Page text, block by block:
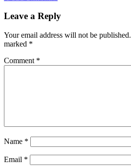
Leave a Reply
Your email address will not be published.
marked *
Comment *
Name *
Email *